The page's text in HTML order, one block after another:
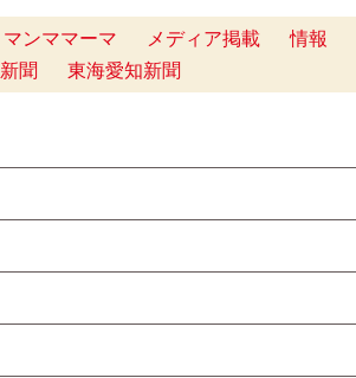
マンママーマ メディア掲載
情報
新聞 東海愛知新聞